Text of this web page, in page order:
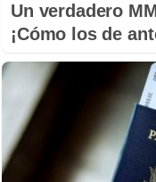
Un verdadero
¡Cómo los de